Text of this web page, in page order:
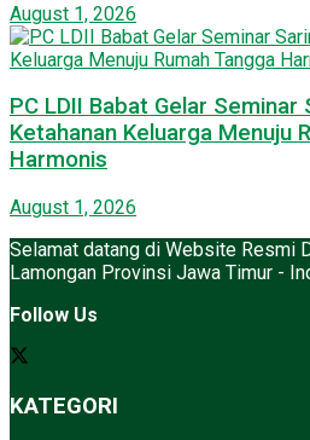
August 1, 2026
PC LDII Babat Gelar
Ketahanan Keluarga Menuju
Harmonis
August 1, 2026
Selamat datang di Website Resmi
Lamongan Provinsi Jawa Timur -
Follow Us
KATEGORI